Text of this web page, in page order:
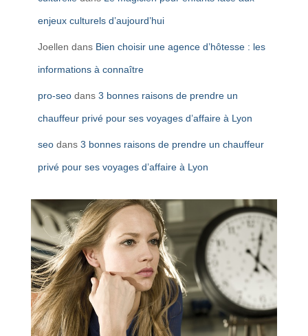
enjeux culturels d’aujourd’hui
Joellen dans Bien choisir une agence d’hôtesse : les
informations à connaître
pro-seo dans 3 bonnes raisons de prendre un
chauffeur privé pour ses voyages d’affaire à Lyon
seo dans 3 bonnes raisons de prendre un chauffeur
privé pour ses voyages d’affaire à Lyon